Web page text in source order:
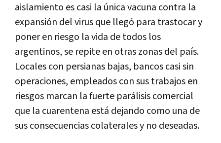
aislamiento es casi la única vacuna contra la
expansión del virus que llegó para trastocar y
poner en riesgo la vida de todos los
argentinos, se repite en otras zonas del país.
Locales con persianas bajas, bancos casi sin
operaciones, empleados con sus trabajos en
riesgos marcan la fuerte parálisis comercial
que la cuarentena está dejando como una de
sus consecuencias colaterales y no deseadas.